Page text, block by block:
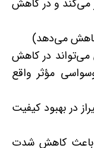
می‌کند و در کاهش
می‌دهد)
در کاهش
وسواسی مؤثر واقع
در بهبود کیفیت
باعث کاهش شدت